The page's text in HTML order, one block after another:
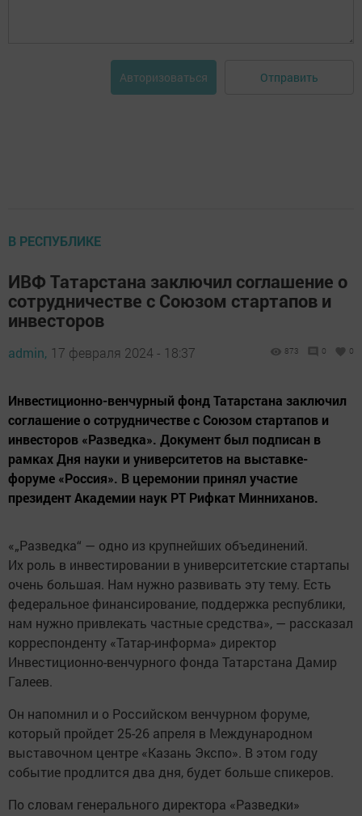
Авторизоваться Отправить
В РЕСПУБЛИКЕ
ИВФ Татарстана заключил соглашение о
сотрудничестве с Союзом стартапов и
инвесторов
admin, 17 февраля 2024 - 18:37 873 0 0
Инвестиционно-венчурный фонд Татарстана заключил
соглашение о сотрудничестве с Союзом стартапов и
инвесторов «Разведка». Документ был подписан в
рамках Дня науки и университетов на выставке-
форуме «Россия». В церемонии принял участие
президент Академии наук РТ Рифкат Минниханов.
«„Разведка“ — одно из крупнейших объединений.
Их роль в инвестировании в университетские стартапы
очень большая. Нам нужно развивать эту тему. Есть
федеральное финансирование, поддержка республики,
нам нужно привлекать частные средства», — рассказал
корреспонденту «Татар-информа» директор
Инвестиционно-венчурного фонда Татарстана Дамир
Галеев.
Он напомнил и о Российском венчурном форуме,
который пройдет 25-26 апреля в Международном
выставочном центре «Казань Экспо». В этом году
событие продлится два дня, будет больше спикеров.
По словам генерального директора «Разведки»